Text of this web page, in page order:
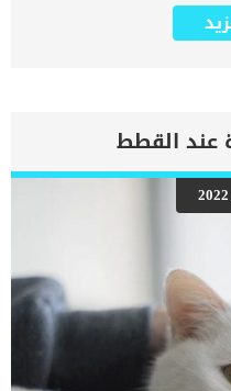
ان هناك ما يسمى بتسمم
سامة للقطط فقط بل الكلاب
عند القطط. الشيكولاتة
تناولت قطتك كمية صغيرة جدا
تسمم قطتك بالشيكولاتة
التى تدل على تناول قطتك
القطط واسبابه تغيرات فى درجة
قطتك عليك بالتوجه الى اقرب
النتائج […]
عند القطط